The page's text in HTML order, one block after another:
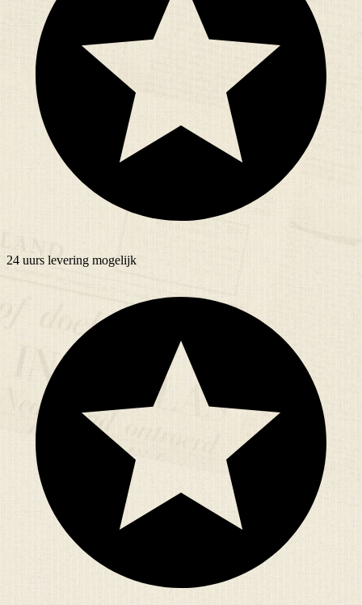
24 uurs levering mogelijk